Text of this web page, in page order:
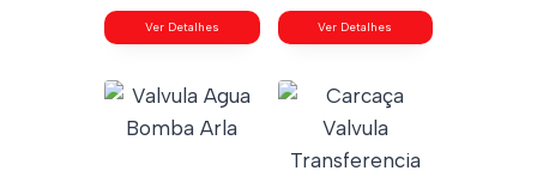
Ver Detalhes Ver Detalhes